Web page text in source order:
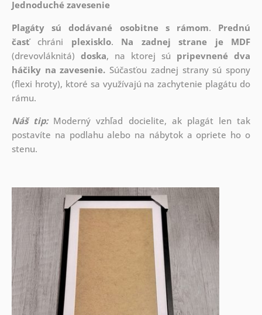
Jednoduché zavesenie
Plagáty sú dodávané osobitne s rámom. Prednú
časťchráni plexisklo. Na zadnej strane je
MDF
(drevovláknitá) doska, na ktorej sú pripevnené dva
háčiky na zavesenie.Súčasťou zadnej strany sú spony
(flexi hroty), ktoré sa využívajú na zachytenie plagátu do
rámu.
Náš tip: Moderný vzhľad docielite, ak plagát len tak
postavíte na podlahu alebo na nábytok a opriete ho o
stenu.